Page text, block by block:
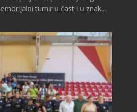
turnir u čast i u znak...